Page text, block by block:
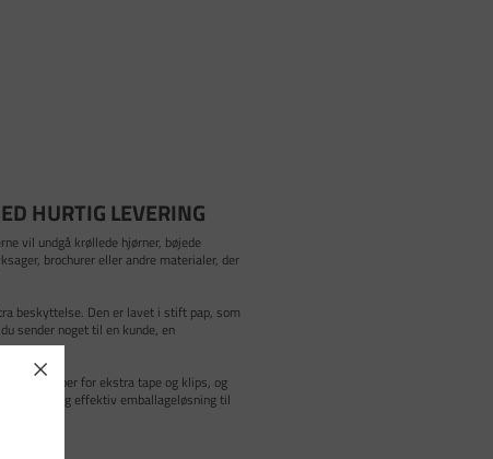
HURTIG LEVERING
vil undgå krøllede hjørner, bøjede
brochurer eller andre materialer, der
beskyttelse. Den er lavet i stift pap, som
sender noget til en kunde, en
Du slipper for ekstra tape og klips, og
billig og effektiv emballageløsning til